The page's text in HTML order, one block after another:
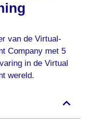
van de Virtual-
Company met 5
in de Virtual
wereld.